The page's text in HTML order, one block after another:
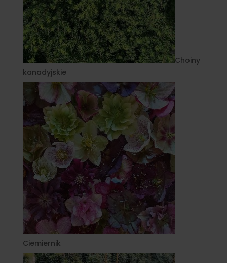
Choiny
kanadyjskie
Ciemiernik